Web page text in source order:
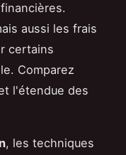
aussi les frais
certains
Comparez
l'étendue des
, les techniques